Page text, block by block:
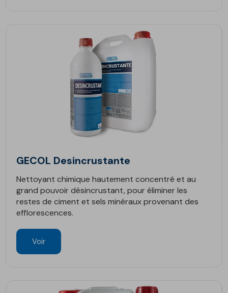
GECOL Desincrustante
Nettoyant chimique hautement concentré et au
grand pouvoir désincrustant, pour éliminer les
restes de ciment et sels minéraux provenant des
efflorescences.
Voir